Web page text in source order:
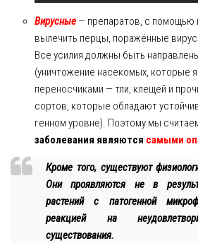
Вирусные— препаратов, с помощью
вылечить перцы, поражённые
Все усилия должны быть
(уничтожение насекомых, которые
переносчиками — тли, клещей и
сортов, которые обладают
генном уровне). Поэтому мы
заболевания являются самыми
Кроме того, существуют
Они проявляются не в
растений с патогенной
реакцией на
существования.